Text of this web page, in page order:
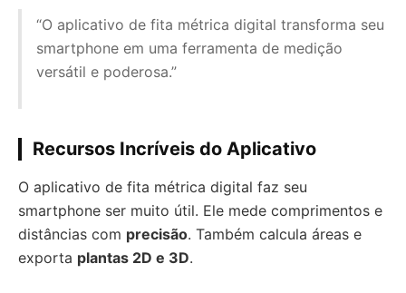
“O aplicativo de fita métrica digital transforma seu
smartphone em uma ferramenta de medição
versátil e poderosa.”
Recursos Incríveis do Aplicativo
O aplicativo de fita métrica digital faz seu
smartphone ser muito útil. Ele mede comprimentos e
distâncias com precisão. Também calcula áreas e
exporta plantas 2D e 3D.